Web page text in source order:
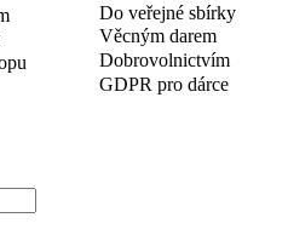
Do veřejné sbírky
Věcným darem
Dobrovolnictvím
GDPR pro dárce